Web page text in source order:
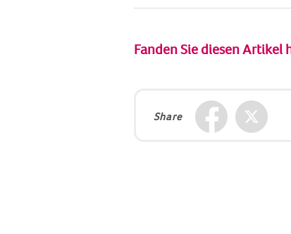
Fanden Sie diesen Artikel
Share